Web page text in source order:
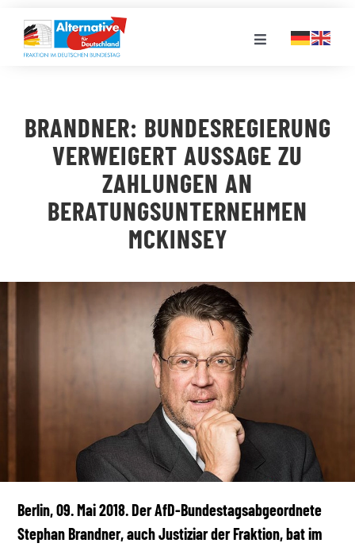
Inhalt
springen
Toggle
LANDESGRUPPEN
VERANSTALTUNGEN
STELLENPORTAL
BRANDNER: BUNDESREGIERUNG
VERWEIGERT AUSSAGE ZU
ZAHLUNGEN AN
BERATUNGSUNTERNEHMEN
MCKINSEY
Berlin, 09. Mai 2018. Der AfD-Bundestagsabgeordnete
Stephan Brandner, auch Justiziar der Fraktion, bat im